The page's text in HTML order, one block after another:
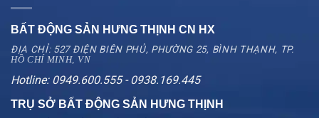
BẤT ĐỘNG SẢN HƯNG THỊNH CN HX
ĐỊA CHỈ: 527 ĐIỆN BIÊN PHỦ, PHƯỜNG 25, BÌNH THẠNH, TP.
HỒ CHÍ MINH, VN
Hotline: 0949.600.555 - 0938.169.445
TRỤ SỞ BẤT ĐỘNG SẢN HƯNG THỊNH